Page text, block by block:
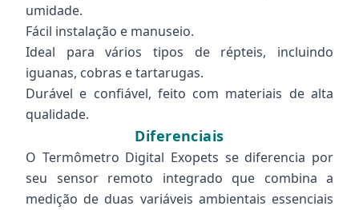
umidade.
Fácil instalação e manuseio.
Ideal para vários tipos de répteis, incluindo
iguanas, cobras e tartarugas.
Durável e confiável, feito com materiais de alta
qualidade.
Diferenciais
O Termômetro Digital Exopets se diferencia por
seu sensor remoto integrado que combina a
medição de duas variáveis ambientais essenciais